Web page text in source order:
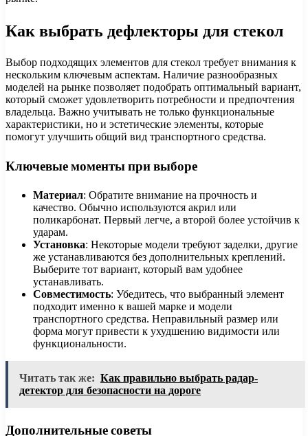
Как выбрать дефлекторы для стекол
Выбор подходящих элементов для стекол требует внимания к
нескольким ключевым аспектам. Наличие разнообразных
моделей на рынке позволяет подобрать оптимальный вариант,
который сможет удовлетворить потребности и предпочтения
владельца. Важно учитывать не только функциональные
характеристики, но и эстетические элементы, которые
помогут улучшить общий вид транспортного средства.
Ключевые моменты при выборе
Материал: Обратите внимание на прочность и
качество. Обычно используются акрил или
поликарбонат. Первый легче, а второй более устойчив к
ударам.
Установка: Некоторые модели требуют заделки, другие
же устанавливаются без дополнительных креплений.
Выберите тот вариант, который вам удобнее
устанавливать.
Совместимость: Убедитесь, что выбранный элемент
подходит именно к вашей марке и модели
транспортного средства. Неправильный размер или
форма могут привести к ухудшению видимости или
функциональности.
Читать так же: Как правильно выбрать радар-
детектор для безопасности на дороге
Дополнительные советы